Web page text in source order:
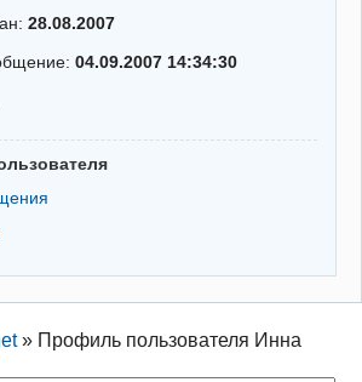
28.08.2007
04.09.2007 14:34:30
» Профиль пользователя Инна